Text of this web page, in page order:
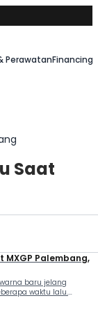
Perawatan
Saat
MXGP Palembang,
baru jelang
waktu lalu.
motor matik